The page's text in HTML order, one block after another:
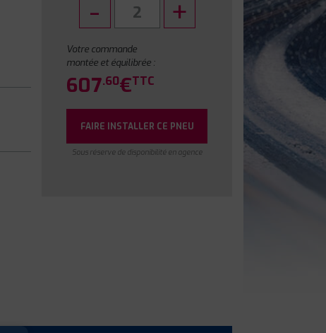
Votre commande
montée et équilibrée :
607.60€TTC
FAIRE INSTALLER CE PNEU
Sous réserve de disponibilité en agence